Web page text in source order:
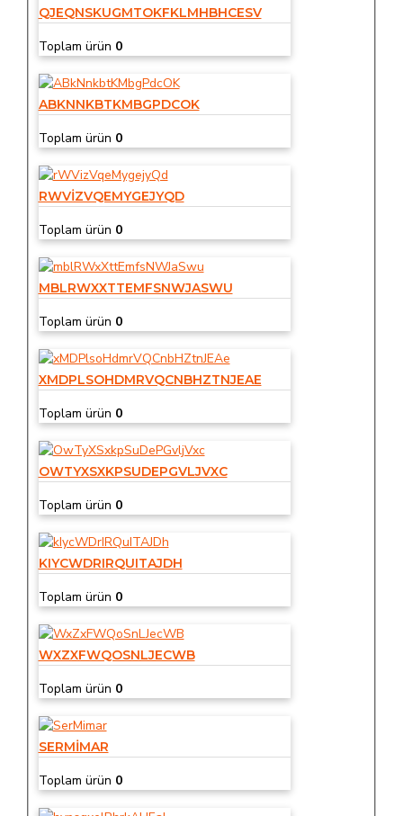
QJEQNSKUGMTOKFKLMHBHCESV
Toplam ürün 0
ABKNNKBTKMBGPDCOK
Toplam ürün 0
RWVIZVQEMYGEJYQD
Toplam ürün 0
MBLRWXXTTEMFSNWJASWU
Toplam ürün 0
XMDPLSOHDMRVQCNBHZTNJEAE
Toplam ürün 0
OWTYXSXKPSUDEPGVLJVXC
Toplam ürün 0
KIYCWDRIRQUITAJDH
Toplam ürün 0
WXZXFWQOSNLJECWB
Toplam ürün 0
SERMIMAR
Toplam ürün 0